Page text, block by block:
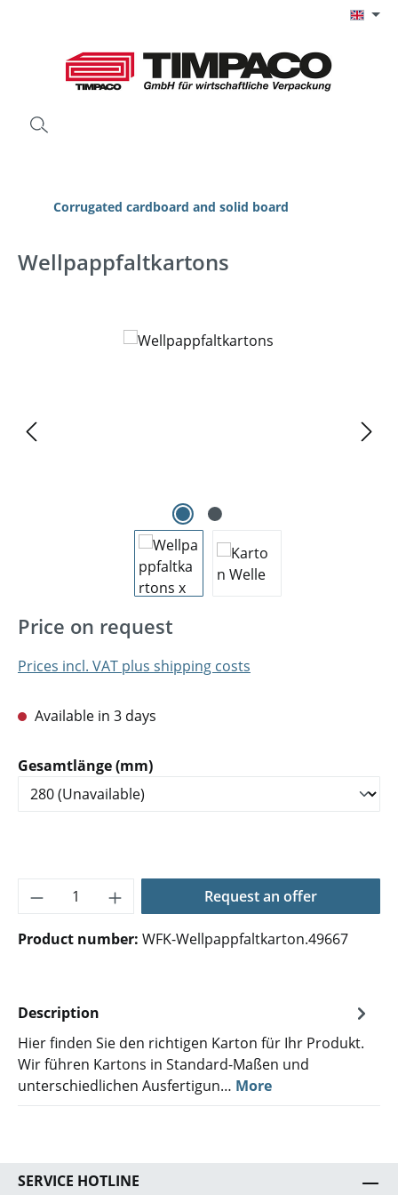
Corrugated cardboard and solid board
Wellpappfaltkartons
Skip image gallery
Price on request
Prices incl. VAT plus shipping costs
Available in 3 days
Select
Gesamtlänge (mm)
Product Quantity: Enter the desired
Request an offer
Product number: WFK-Wellpappfaltkarton.49667
Description
Hier finden Sie den richtigen Karton für Ihr Produkt.
Wir führen Kartons in Standard-Maßen und
unterschiedlichen Ausfertigun… More
SERVICE HOTLINE